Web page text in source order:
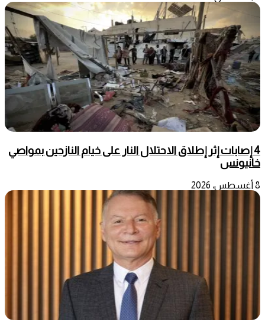
4 إصابات إثر إطلاق الاحتلال النار على خيام النازحين بمواصي
خانيونس
8 أغسطس، 2026